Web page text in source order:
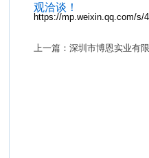
观洽谈！
https://mp.weixin.qq.com/s/
上一篇：深圳市博恩实业有